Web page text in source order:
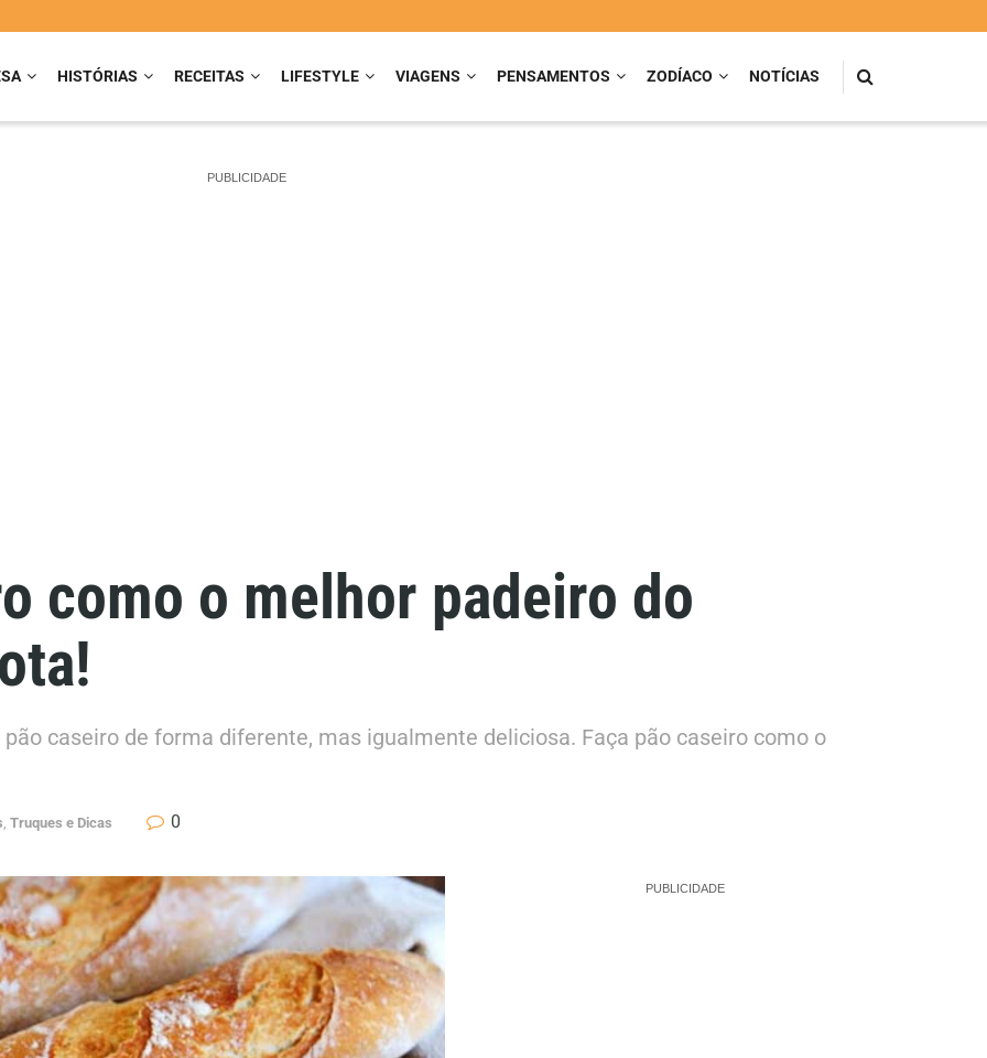
HISTÓRIAS RECEITAS LIFESTYLE VIAGENS PENSAMENTOS ZODÍACO NOTÍCIAS
PUBLICIDADE
como o melhor padeiro do
caseiro de forma diferente, mas igualmente deliciosa. Faça pão caseiro como o
, Truques e Dicas 0
PUBLICIDADE